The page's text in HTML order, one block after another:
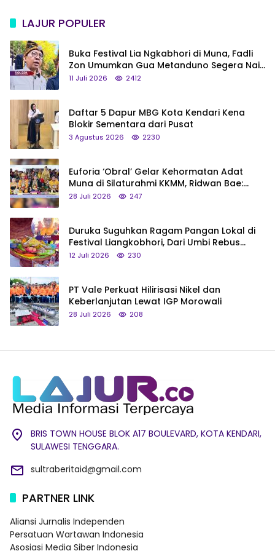
LAJUR POPULER
Buka Festival Lia Ngkabhori di Muna, Fadli
Zon Umumkan Gua Metanduno Segera Naik
Status Jadi Cagar Budaya Nasional
11 Juli 2026 2412
Daftar 5 Dapur MBG Kota Kendari Kena
Blokir Sementara dari Pusat
3 Agustus 2026 2230
Euforia ‘Obral’ Gelar Kehormatan Adat
Muna di Silaturahmi KKMM, Ridwan Bae:
Saya Bukan Tipe Begitu, Belum Pantas!
28 Juli 2026 247
Duruka Suguhkan Ragam Pangan Lokal di
Festival Liangkobhori, Dari Umbi Rebus
hingga Tumpeng Beras Muna
12 Juli 2026 230
PT Vale Perkuat Hilirisasi Nikel dan
Keberlanjutan Lewat IGP Morowali
28 Juli 2026 208
BRIS TOWN HOUSE BLOK A17 BOULEVARD, KOTA KENDARI,
SULAWESI TENGGARA.
sultraberitaid@gmail.com
PARTNER LINK
Aliansi Jurnalis Independen
Persatuan Wartawan Indonesia
Asosiasi Media Siber Indonesia